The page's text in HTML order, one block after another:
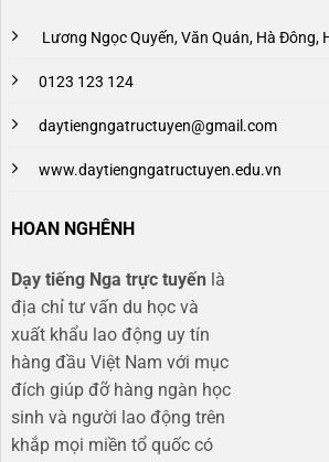
Lương Ngọc Quyến, Văn Quán, Hà Đông,
0123 123 124
daytiengngatructuyen@gmail.com
www.daytiengngatructuyen.edu.vn
HOAN NGHÊNH
Dạy tiếng Nga trực tuyến là
địa chỉ tư vấn du học và
xuất khẩu lao động uy tín
hàng đầu Việt Nam với mục
đích giúp đỡ hàng ngàn học
sinh và người lao động trên
khắp mọi miền tổ quốc có